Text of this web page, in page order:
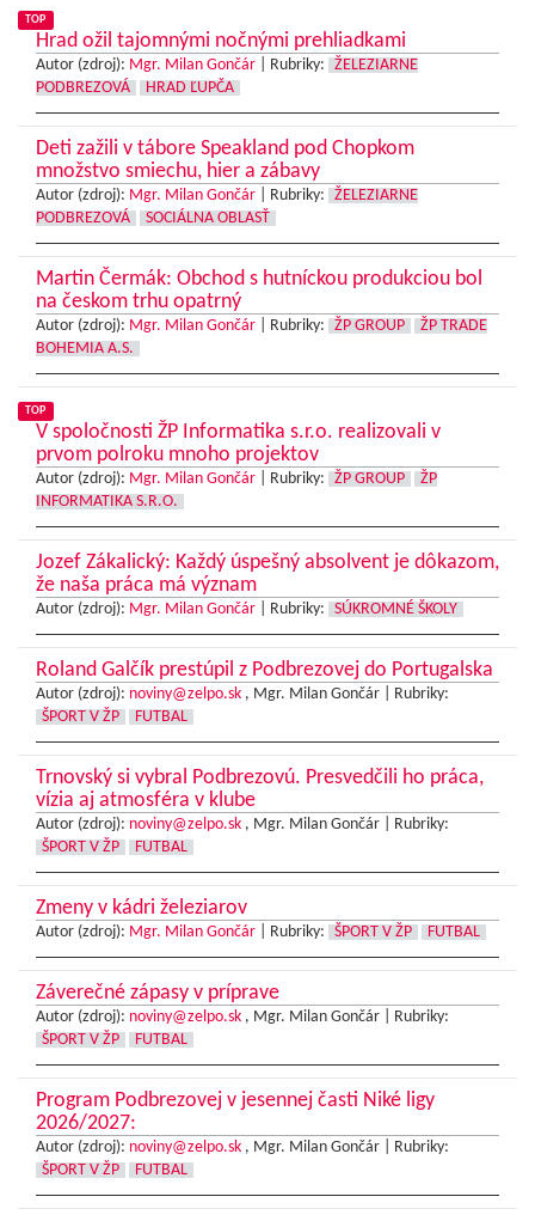
TOP
Hrad ožil tajomnými nočnými prehliadkami
Autor (zdroj): Mgr. Milan Gončár Rubriky:
ŽELEZIARNE
PODBREZOVÁ
HRAD ĽUPČA
Deti zažili v tábore Speakland pod Chopkom
množstvo smiechu, hier a zábavy
Autor (zdroj): Mgr. Milan Gončár Rubriky:
ŽELEZIARNE
PODBREZOVÁ
SOCIÁLNA OBLASŤ
Martin Čermák: Obchod s hutníckou produkciou bol
na českom trhu opatrný
Autor (zdroj): Mgr. Milan Gončár Rubriky: ŽP GROUP
ŽP TRADE
BOHEMIA A.S.
TOP
V spoločnosti ŽP Informatika s.r.o. realizovali v
prvom polroku mnoho projektov
Autor (zdroj): Mgr. Milan Gončár Rubriky: ŽP GROUP
ŽP
INFORMATIKA S.R.O.
Jozef Zákalický: Každý úspešný absolvent je dôkazom,
že naša práca má význam
Autor (zdroj): Mgr. Milan Gončár Rubriky: SÚKROMNÉ ŠKOLY
Roland Galčík prestúpil z Podbrezovej do Portugalska
Autor (zdroj): noviny@zelpo.sk , Mgr. Milan Gončár |
Rubriky:
ŠPORT V ŽP
FUTBAL
Trnovský si vybral Podbrezovú. Presvedčili ho práca,
vízia aj atmosféra v klube
Autor (zdroj): noviny@zelpo.sk , Mgr. Milan Gončár |
Rubriky:
ŠPORT V ŽP
FUTBAL
Zmeny v kádri železiarov
Autor (zdroj): Mgr. Milan Gončár Rubriky: ŠPORT V ŽP FUTBAL
Záverečné zápasy v príprave
Autor (zdroj): noviny@zelpo.sk , Mgr. Milan Gončár |
Rubriky:
ŠPORT V ŽP
FUTBAL
Program Podbrezovej v jesennej časti Niké ligy
2026/2027:
Autor (zdroj): noviny@zelpo.sk , Mgr. Milan Gončár |
Rubriky:
ŠPORT V ŽP
FUTBAL